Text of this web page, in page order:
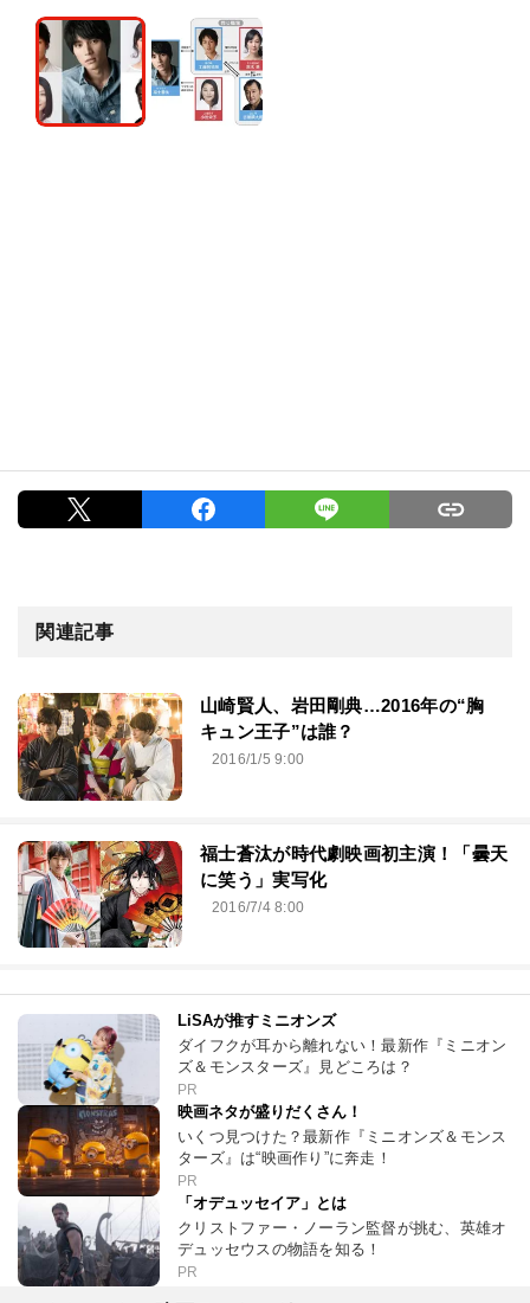
関連記事
山崎賢人、岩田剛典…2016年の“胸
キュン王子”は誰？
2016/1/5 9:00
福士蒼汰が時代劇映画初主演！「曇天
に笑う」実写化
2016/7/4 8:00
LiSAが推すミニオンズ
ダイフクが耳から離れない！最新作『ミニオン
ズ＆モンスターズ』見どころは？
PR
映画ネタが盛りだくさん！
いくつ見つけた？最新作『ミニオンズ＆モンス
ターズ』は“映画作り”に奔走！
PR
「オデュッセイア」とは
クリストファー・ノーラン監督が挑む、英雄オ
デュッセウスの物語を知る！
PR